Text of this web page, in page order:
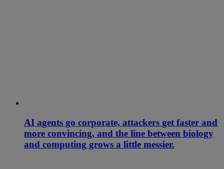
AI agents go corporate, attackers get faster and
more convincing, and the line between biology
and computing grows a little messier.